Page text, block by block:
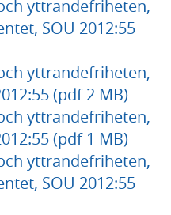
yttrandefriheten,
SOU 2012:55
yttrandefriheten,
(pdf 2 MB)
yttrandefriheten,
(pdf 1 MB)
yttrandefriheten,
SOU 2012:55